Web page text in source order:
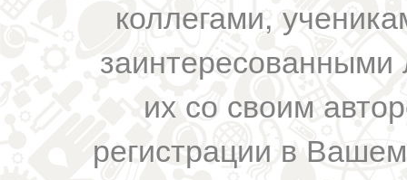
коллегами,
их со своим
регистрации в